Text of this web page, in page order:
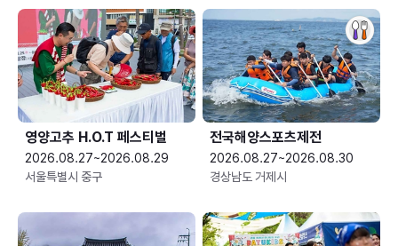
영양고추 H.O.T 페스티벌
2026.08.27~2026.08.29
서울특별시 중구
전국해양스포츠제전
2026.08.27~2026.08.30
경상남도 거제시